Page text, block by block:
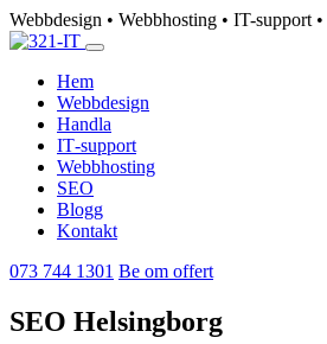
Webbdesign • Webbhosting • IT-support
Hem
Webbdesign
Handla
IT‑support
Webbhosting
SEO
Blogg
Kontakt
073 744 1301 Be om offert
SEO Helsingborg